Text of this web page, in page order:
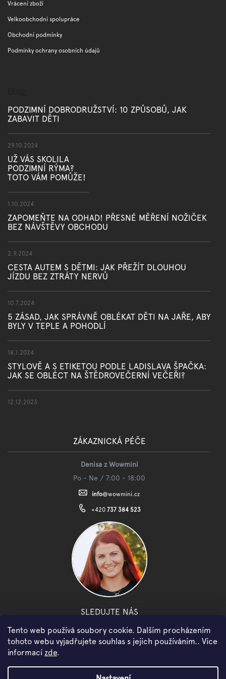
Tento web používá soubory cookie. Dalším procházením
tohoto webu vyjadřujete souhlas s jejich používáním.. Více
informací zde.
Vrácení zboží
Velkoobchodní spolupráce
Obchodní podmínky
Podmínky ochrany osobních údajů
PODZIMNÍ DOBRODRUŽSTVÍ: 10 ZPŮSOBŮ, JAK
ZABAVIT DĚTI
29.10.2024
UŽ VÁS SKOLILA
PODZIMNÍ RÝMA?
TOTO VÁM POMŮŽE!
1.10.2024
ZAPOMEŇTE NA ODHAD! PŘESNÉ MĚŘENÍ NOŽIČEK
BEZ NÁVŠTĚVY OBCHODU
2.9.2024
CESTA AUTEM S DĚTMI: JAK PŘEŽÍT DLOUHOU
JÍZDU BEZ ZTRÁTY NERVŮ
10.7.2024
5 ZÁSAD, JAK SPRÁVNĚ OBLÉKAT DĚTI NA JAŘE, ABY
BYLY V TEPLE A POHODLÍ
18.1.2024
STYLOVĚ A S ETIKETOU PODLE LADISLAVA ŠPAČKA:
JAK SE OBLÉCT NA ŠTĚDROVEČERNÍ VEČEŘI?
12.12.2023
ZÁKAZNICKÁ PÉČE
Denisa z Wowmini
Po - Ne / 7:00 - 18:00
info@wowmini.cz
+420 737 384 523
SLEDUJTE NÁS
facebook instagram youtube
Copyright 2026WOWMINI. Všechna práva vyhrazena.